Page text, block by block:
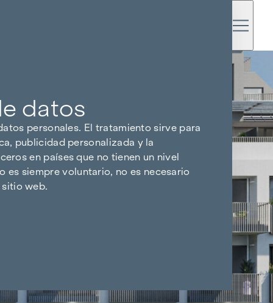
datos
personales. El tratamiento sirve para
publicidad personalizada y la
en países que no tienen un nivel
es siempre voluntario, no es necesario
web.